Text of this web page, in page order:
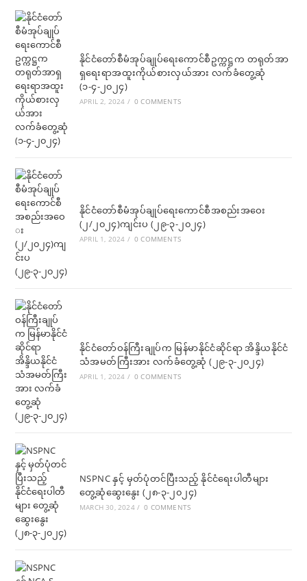
နိုင်ငံတော်စီမံအုပ်ချုပ်ရေးကောင်စီဥက္ကဋ္ဌက တရုတ်အာ
ရှရေးရာအထူးကိုယ်စားလှယ်အား လက်ခံတွေ့ဆုံ
(၁-၄-၂၀၂၄)
APRIL 2, 2024 / 0 COMMENTS
နိုင်ငံတော်စီမံအုပ်ချုပ်ရေးကောင်စီအစည်းအဝေး
(၂/၂၀၂၄)ကျင်းပ (၂၉-၃-၂၀၂၄)
APRIL 1, 2024 / 0 COMMENTS
နိုင်ငံတော်ဝန်ကြီးချုပ်က မြန်မာနိုင်ငံဆိုင်ရာ အိန္ဒိယနိုင်ငံ
သံအမတ်ကြီးအား လက်ခံတွေ့ဆုံ (၂၉-၃-၂၀၂၄)
APRIL 1, 2024 / 0 COMMENTS
NSPNC နှင့် မှတ်ပုံတင်ပြီးသည့် နိုင်ငံရေးပါတီများ
တွေ့ဆုံဆွေးနွေး (၂၈-၃-၂၀၂၄)
MARCH 30, 2024 / 0 COMMENTS